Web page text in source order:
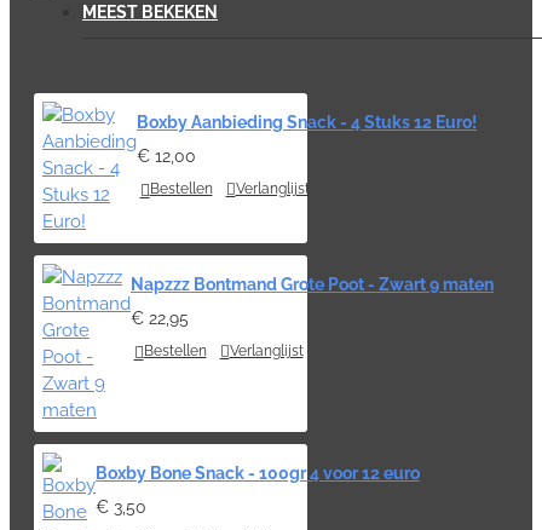
MEEST BEKEKEN
Boxby Aanbieding Snack - 4 Stuks 12 Euro!
€ 12,00
Bestellen Verlanglijst
Napzzz Bontmand Grote Poot - Zwart 9 maten
€ 22,95
Bestellen Verlanglijst
Boxby Bone Snack - 100gr 4 voor 12 euro
€ 3,50